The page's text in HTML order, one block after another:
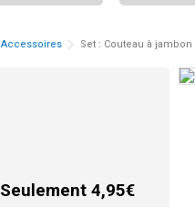
Accessoires
Set : Couteau à
Seulement 4,95€